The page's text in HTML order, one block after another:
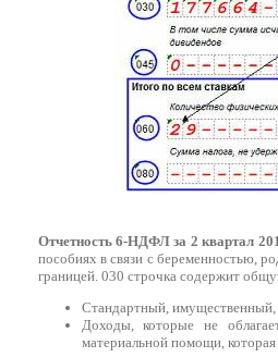
Отчетность 6-НДФЛ за 2 квартал
пособиях в связи с беременностью,
границей. 030 строчка содержит
Стандартный,
Доходы, которые не
материальной помощи,